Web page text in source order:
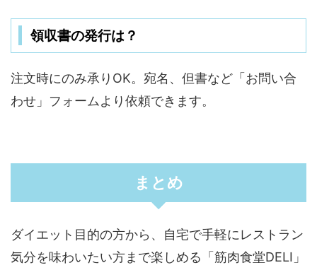
領収書の発行は？
注文時にのみ承りOK。宛名、但書など「お問い合
わせ」フォームより依頼できます。
まとめ
ダイエット目的の方から、自宅で手軽にレストラン
気分を味わいたい方まで楽しめる「筋肉食堂DELI」